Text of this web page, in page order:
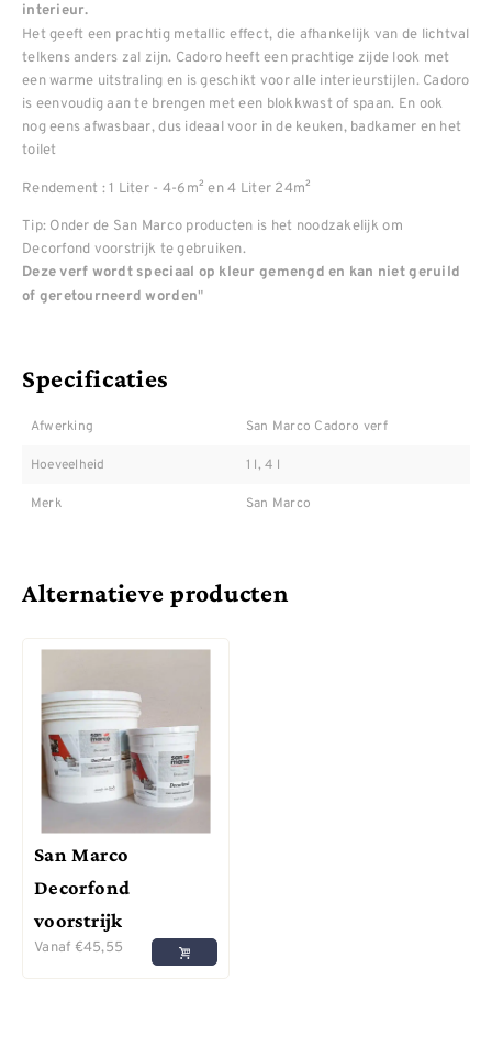
interieur.
Het geeft een prachtig metallic effect, die afhankelijk van de lichtval
telkens anders zal zijn. Cadoro heeft een prachtige zijde look met
een warme uitstraling en is geschikt voor alle interieurstijlen. Cadoro
is eenvoudig aan te brengen met een blokkwast of spaan. En ook
nog eens afwasbaar, dus ideaal voor in de keuken, badkamer en het
toilet
Rendement : 1 Liter - 4-6m² en 4 Liter 24m²
Tip: Onder de San Marco producten is het noodzakelijk om
Decorfond voorstrijk te gebruiken.
Deze verf wordt speciaal op kleur gemengd en kan niet geruild
of geretourneerd worden"
Specificaties
Afwerking San Marco Cadoro verf
Hoeveelheid 1 l, 4 l
Merk San Marco
Alternatieve producten
San Marco
Decorfond
voorstrijk
Vanaf €45,55